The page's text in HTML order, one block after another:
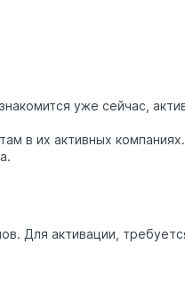
уже сейчас,
в их активных компаниях.
Для активации,